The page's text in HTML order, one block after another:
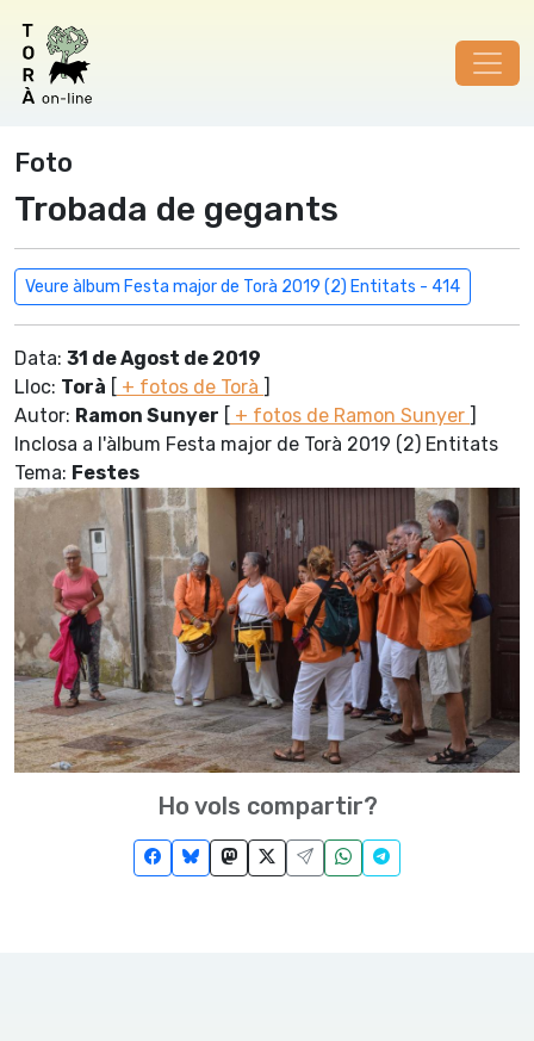
Foto
Trobada de gegants
Veure àlbum Festa major de Torà 2019 (2) Entitats - 414
Data: 31 de Agost de 2019
Lloc: Torà [ + fotos de Torà ]
Autor: Ramon Sunyer [ + fotos de Ramon Sunyer ]
Inclosa a l'àlbum Festa major de Torà 2019 (2) Entitats
Tema: Festes
Ho vols compartir?